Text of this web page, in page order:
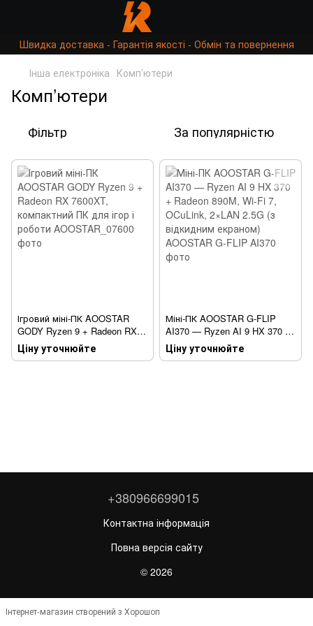
Швидка доставка - Гарантія якості - Обмін та повернення
Інша електроніка Комп’ютери
Комп’ютери
Фільтр За популярністю
Ігровий міні-ПК AOOSTAR
GODY Ryzen 9 + Radeon RX
7600XT, компактний ПК для
ігор і роботи
Ціну уточнюйте
Міні-ПК AOOSTAR G-FLIP
AI370 — Ryzen AI 9 HX 370 +
Radeon 890M, Wi-Fi 7,
OCuLink, 2×LAN 2.5G (з
Ціну уточнюйте
+380966699015
Контактна інформація
Повна версія сайту
© 2026
Інтернет-магазин створений з Хорошоп